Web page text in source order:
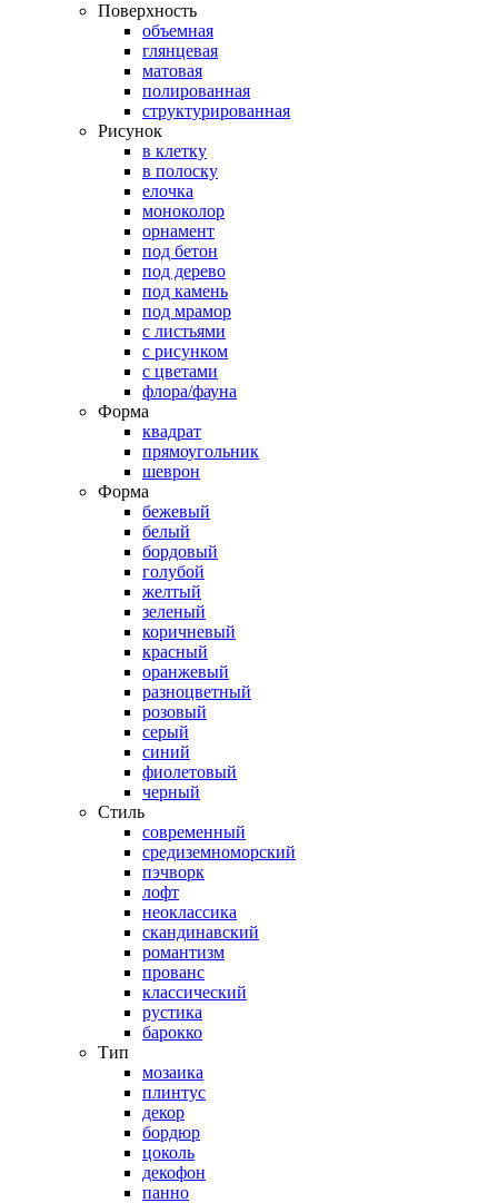
Поверхность
объемная
глянцевая
матовая
полированная
структурированная
Рисунок
в клетку
в полоску
елочка
моноколор
орнамент
под бетон
под дерево
под камень
под мрамор
с листьями
с рисунком
с цветами
флора/фауна
Форма
квадрат
прямоугольник
шеврон
Форма
бежевый
белый
бордовый
голубой
желтый
зеленый
коричневый
красный
оранжевый
разноцветный
розовый
серый
синий
фиолетовый
черный
Стиль
современный
средиземноморский
пэчворк
лофт
неоклассика
скандинавский
романтизм
прованс
классический
рустика
барокко
Тип
мозаика
плинтус
декор
бордюр
цоколь
декофон
панно